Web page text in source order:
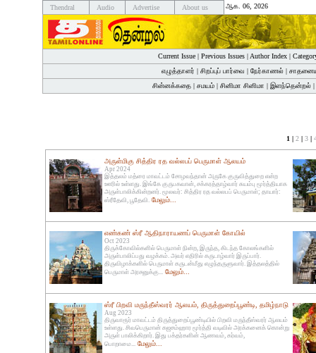
Thendral Audio Advertise About us ஆக. 06, 2026
Current Issue| Previous Issues| Author Index|
எழுத்தாளர் | சிறப்புப் பார்வை | நேர்காணல் |
சின்னக்கதை | சமயம் | சினிமா சினிமா | இளந்தென்றல் |
1 | 2 | 3 |
அருள்மிகு சித்திர ரத வல்லபப் பெருமாள் ஆலயம்
Apr 2024
இத்தலம் மத்ரை மாவட்டம் சோழவந்தான் அருகே குருவித்துறை என்ற
ஊரில் உள்ளது. இங்கே குருபகவான், சக்கரத்தாழ்வார் சுயம்பு மூர்த்தியாக
அருள்பாலிக்கின்றனர். மூலவர்: சித்திர ரத வல்லபப் பெருமாள்; தாயார்:
ஸ்ரீதேவி, பூதேவி. மேலும்...
எண்கண் ஸ்ரீ ஆதிநாராயணப் பெருமாள் கோயில்
Oct 2023
திருக்கோவில்களில் பெருமாள் நின்ற, இருந்த, கிடந்த கோலங்களில்
அருள்பாலிப்பது வழக்கம். அவர் எதிரில் கருடாழ்வார் இருப்பார்.
திருவிழாக்களில் பெருமாள் கருடன்மீது எழுந்தருளுவார். இத்தலத்தில்
பெருமாள் அரசனுக்கு... மேலும்...
ஸ்ரீ பிறவி மருந்தீஸ்வரர் ஆலயம், திருத்துறைப்பூண்டி, தமிழ்நாடு
Aug 2023
திருவாரூர் மாவட்டம் திருத்துறைப்பூண்டியில் பிறவி மருந்தீஸ்வரர் ஆலயம்
உள்ளது. சிவபெருமான் கஜசம்ஹார மூர்த்தி வடிவில் அரக்கனைக் கொன்று
அருள் பாலிக்கிறார். இது பக்தர்களின் ஆணவம், கர்வம்,
பொறாமை... மேலும்...